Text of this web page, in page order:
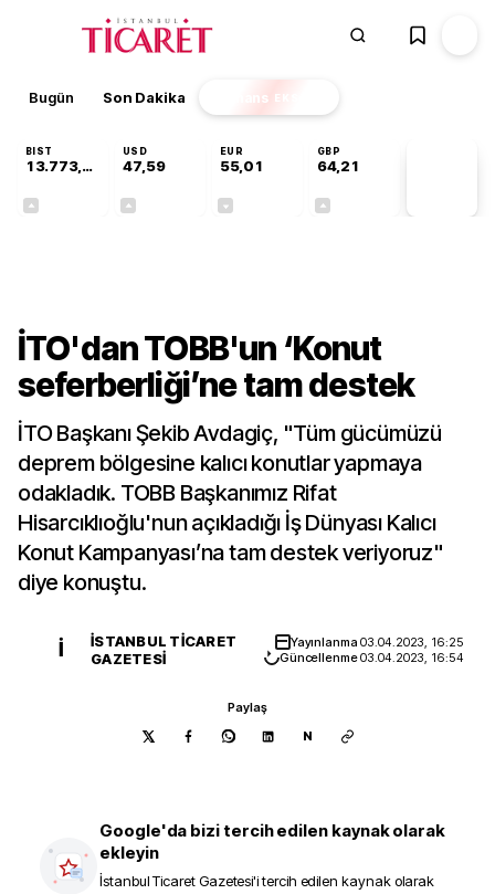
Bugün Son Dakika Finans EKSTRA
BIST
13.773,24
USD
47,59
EUR
55,01
GBP
64,21
İTO'dan TOBB'un ‘Konut
seferberliği’ne tam destek
İTO Başkanı Şekib Avdagiç, "Tüm gücümüzü
deprem bölgesine kalıcı konutlar yapmaya
odakladık. TOBB Başkanımız Rifat
Hisarcıklıoğlu'nun açıkladığı İş Dünyası Kalıcı
Konut Kampanyası’na tam destek veriyoruz"
diye konuştu.
İ
İSTANBUL TICARET
GAZETESI
Yayınlanma03.04.2023, 16:25
Güncellenme03.04.2023, 16:54
Paylaş
N
Google'da bizi tercih edilen kaynak olarak
ekleyin
İstanbul Ticaret Gazetesi'i tercih edilen kaynak olarak